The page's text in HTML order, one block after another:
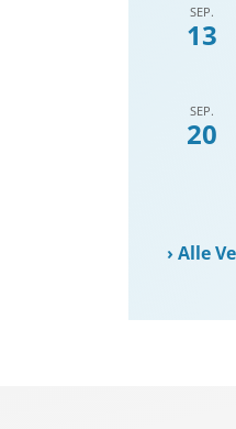
SEP.
13
SEP.
20
›Alle